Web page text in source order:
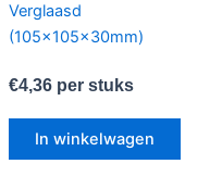
Verglaasd
(105x105x30mm)
€4,36per stuks
In winkelwagen